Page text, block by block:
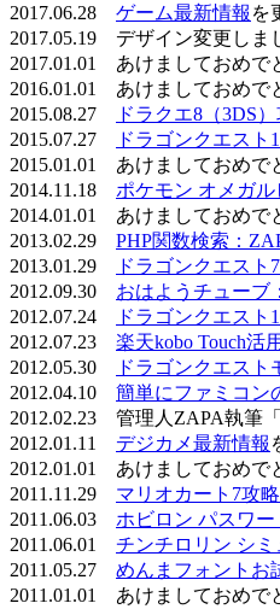
2017.06.28 ゲーム最新情報 を
2017.05.19 デザイン変更しま
2017.01.01 あけましておめで
2016.01.01 あけましておめで
2015.08.27
ドラクエ8（3DS
2015.07.27
ドラゴンクエスト
2015.01.01 あけましておめで
2014.11.18 ポケモン オメガ
2014.01.01 あけましておめで
2013.02.29 PHP関数検索：
2013.01.29
ドラゴンクエスト
2012.09.30 おはようチューブ
2012.07.24
ドラゴンクエスト
2012.07.23 楽天kobo Touch活
2012.05.30
ドラゴンクエス
2012.04.10 簡単にファミコン
2012.02.23 管理人ZAPA執筆「
2012.01.11 デジカメ最新情報
2012.01.01 あけましておめで
2011.11.29 マリオカート7攻
2011.06.03 ホビロン パスワ
2011.06.01 チンチロリン シミ
2011.05.27 めんまフォントお
2011.01.01 あけましておめで